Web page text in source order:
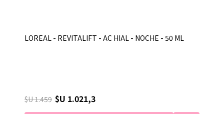
LOREAL - REVITALIFT - AC HIAL - NOCHE - 50 ML
$U 1.459 $U 1.021,3